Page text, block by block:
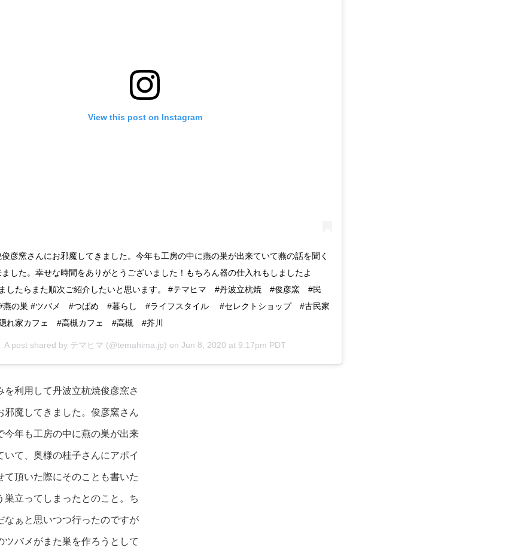
View this post on Instagram
彦窯さんにお邪魔してきました。今年も工房の中に燕の巣が出来ていて燕の話を聞く
ました。幸せな時間をありがとうございました！もちろん器の仕入れもしましたよ
したらまた順次ご紹介したいと思います。 #テマヒマ #丹波立杭焼 #俊彦窯 #民
の巣 #ツバメ #つばめ #暮らし #ライフスタイル #セレクトショップ #古民家
れ家カフェ #高槻カフェ #高槻 #芥川
A post shared by テマヒマ (@temahima.jp) on Jun 8, 2020 at 9:17pm PDT
を利用して丹波立杭焼俊彦窯さ
邪魔してきました。俊彦窯さん
今年も工房の中に燕の巣が出来
いて、奥様の桂子さんにアポイ
て頂いた際にそのことも書いた
巣立ってしまったとのこと。ち
なぁと思いつつ行ったのですが
ツバメがまた巣を作ろうとして